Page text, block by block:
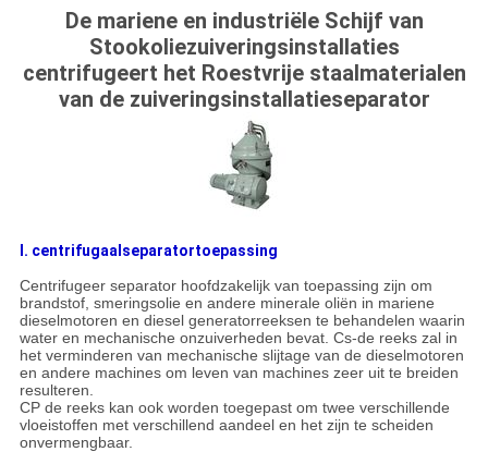
De mariene en industriële Schijf van
Stookoliezuiveringsinstallaties
centrifugeert het Roestvrije staalmaterialen
van de zuiveringsinstallatieseparator
I. centrifugaalseparatortoepassing
Centrifugeer separator hoofdzakelijk van toepassing zijn om
brandstof, smeringsolie en andere minerale oliën in mariene
dieselmotoren en diesel generatorreeksen te behandelen waarin
water en mechanische onzuiverheden bevat. Cs-de reeks zal in
het verminderen van mechanische slijtage van de dieselmotoren
en andere machines om leven van machines zeer uit te breiden
resulteren.
CP de reeks kan ook worden toegepast om twee verschillende
vloeistoffen met verschillend aandeel en het zijn te scheiden
onvermengbaar.